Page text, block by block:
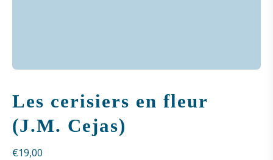
Les cerisiers en fleur
(J.M. Cejas)
€19,00